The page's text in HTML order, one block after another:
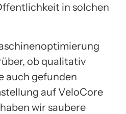
in solchen
ob qualitativ
auch gefunden
auf VeloCore
wir saubere